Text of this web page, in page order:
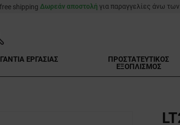
Δωρεάν αποστολή για παραγγελίες άνω
ΓΑΝΤΙΑ ΕΡΓΑΣΙΑΣ
ΠΡΟΣΤΑΤΕΥΤΙΚΟΣ
ΕΞΟΠΛΙΣΜΟΣ